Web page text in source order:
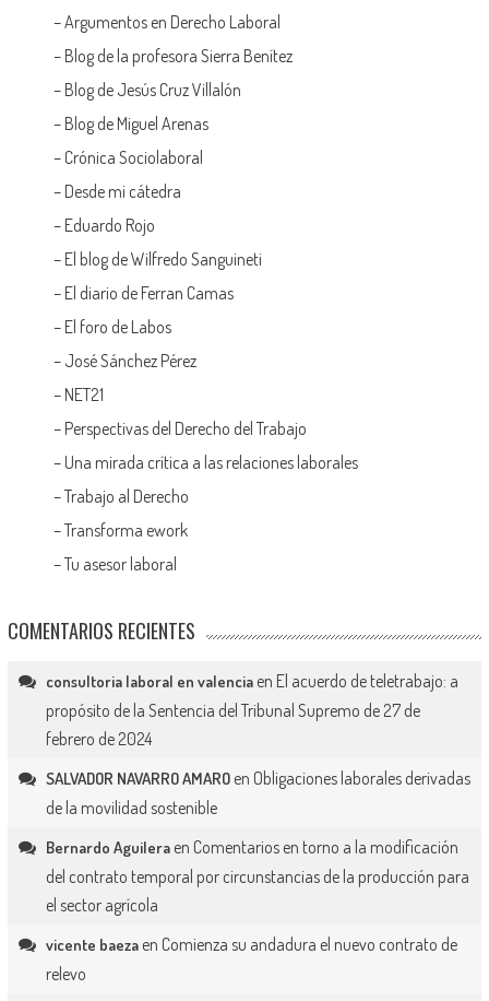
–Argumentos en Derecho Laboral
– Blog de la profesora Sierra Benítez
– Blog de Jesús Cruz Villalón
– Blog de Miguel Arenas
– Crónica Sociolaboral
– Desde mi cátedra
– Eduardo Rojo
– El blog de Wilfredo Sanguineti
– El diario de Ferran Camas
– El foro de Labos
– José Sánchez Pérez
– NET21
– Perspectivas del Derecho del Trabajo
– Una mirada crítica a las relaciones laborales
–Trabajo al Derecho
–Transforma ework
–Tu asesor laboral
COMENTARIOS RECIENTES
consultoria laboral en valenciaen El acuerdo de teletrabajo: a
propósito de la Sentencia del Tribunal Supremo de 27 de
febrero de 2024
SALVADOR NAVARRO AMAROen Obligaciones laborales derivadas
de la movilidad sostenible
Bernardo Aguileraen Comentarios en torno a la modificación
del contrato temporal por circunstancias de la producción para
el sector agrícola
vicente baezaen Comienza su andadura el nuevo contrato de
relevo